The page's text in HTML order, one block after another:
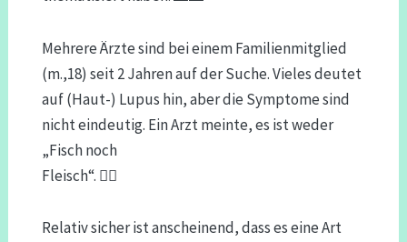
Mehrere Ärzte sind bei einem Familienmitglied
(m.,18) seit 2 Jahren auf der Suche. Vieles deutet
auf (Haut-) Lupus hin, aber die Symptome sind
nicht eindeutig. Ein Arzt meinte, es ist weder
„Fisch noch
Fleisch“. 🤷‍♀️
Relativ sicher ist anscheinend, dass es eine Art